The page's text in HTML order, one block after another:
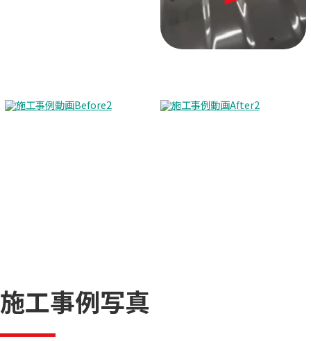
施工事例写真